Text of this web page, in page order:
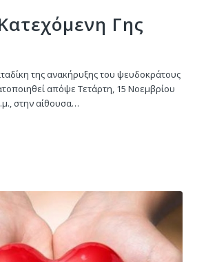
Γης
της ανακήρυξης του ψευδοκράτους
απόψε Τετάρτη, 15 Νοεμβρίου
στην αίθουσα…